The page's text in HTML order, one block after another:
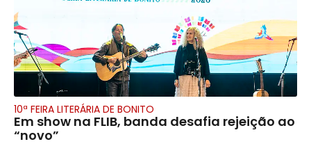
10ª FEIRA LITERÁRIA DE BONITO
Em show na FLIB, banda desafia rejeição ao
“novo”